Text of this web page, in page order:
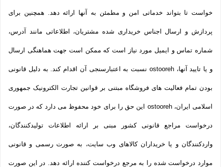
خواست تا بتواند خدماتی امن و مطمئن به آنها ارائه دهد. همچنین برای
پردازش و ارسال اجناس خریداری شده مشتریان، اطلاعاتی مانند آدرس،
شماره تماس و ایمیل مورد نیاز است که ممکن است جهت هماهنگی ارسال
و یا تایید آنها، ostooreh نسبت به اعتبارسنجی آن اقدام کند. به دلیل قانونی
بودن تمام فعالیت های فروشگاه مبتنی بر قوانین تجارت الکترونیک جمهوری
اسلامی ایران، ostooreh این حق را برای خود محفوظ می دارد که در صورت
درخواست مراجع قانونی کشور مبنی بر ارائه اطلاعات تولیدکنندگان،
واردکنندگان و یا خریداران کالاهای وب سایت، به صورت رسمی و قانونی
موارد درخواست شده را به مرجع درخواست کننده ارائه دهد. در این صورت